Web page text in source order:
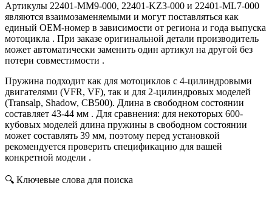
Артикулы 22401-MM9-000, 22401-KZ3-000 и 22401-ML7-000
являются взаимозаменяемыми и могут поставляться как
единый OEM-номер в зависимости от региона и года выпуска
мотоцикла . При заказе оригинальной детали производитель
может автоматически заменить один артикул на другой без
потери совместимости .
Пружина подходит как для мотоциклов с 4-цилиндровыми
двигателями (VFR, VF), так и для 2-цилиндровых моделей
(Transalp, Shadow, CB500). Длина в свободном состоянии
составляет 43-44 мм . Для сравнения: для некоторых 600-
кубовых моделей длина пружины в свободном состоянии
может составлять 39 мм, поэтому перед установкой
рекомендуется проверить спецификацию для вашей
конкретной модели .
🔍 Ключевые слова для поиска